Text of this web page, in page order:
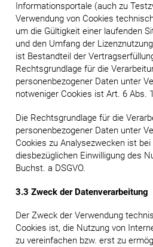
Informationsportale (auch zu
Verwendung von Cookies
um die Gültigkeit einer laufenden
und den Umfang der
ist Bestandteil der
Rechtsgrundlage für die
personenbezogener Daten unter
notweniger Cookies ist Art. 6 Abs.
Die Rechtsgrundlage für die
personenbezogener Daten unter
Cookies zu Analysezwecken ist
diesbezüglichen Einwilligung des
Buchst. a DSGVO.
3.3 Zweck der Datenverarbeitung
Der Zweck der Verwendung
Cookies ist, die Nutzung von
zu vereinfachen bzw. erst zu